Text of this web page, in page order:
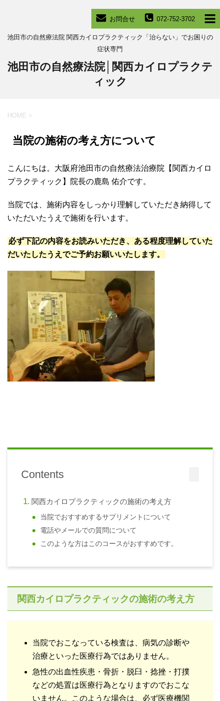
072-752-3702
お問合せ
池田市の自然療法院 関西カイロプラクティック「治らない」でお困りの
症状専門
池田市の自然療法院│関西カイロプラクテ
ィック
HOME >
当院の施術の考え方について
こんにちは。大阪府池田市の自然療法治療院【関西カイロ
プラクティック】院長の鹿島 佑介です。
当院では、施術内容をしっかり理解していただき納得して
いただいたうえで施術を行います。
必ず下記の内容をお読みいただき、ある程度理解していた
だいたしたうえでご予約お願いいたします。
Contents
関西カイロプラクティックの施術の考え方
当院でおすすめするサプリメントについて
電話やメールでの質問について
このような方はこのコースがおすすめです。
関西カイロプラクティックの施術の考え方
当院でおこなっている検査は、病気の診断や
治療といった医療行為ではありません。
急性の出血性疾患・骨折・脱臼・捻挫・打撲
などの処置は医療行為となりますのでおこな
いません。このような場合は、必ず医療機関